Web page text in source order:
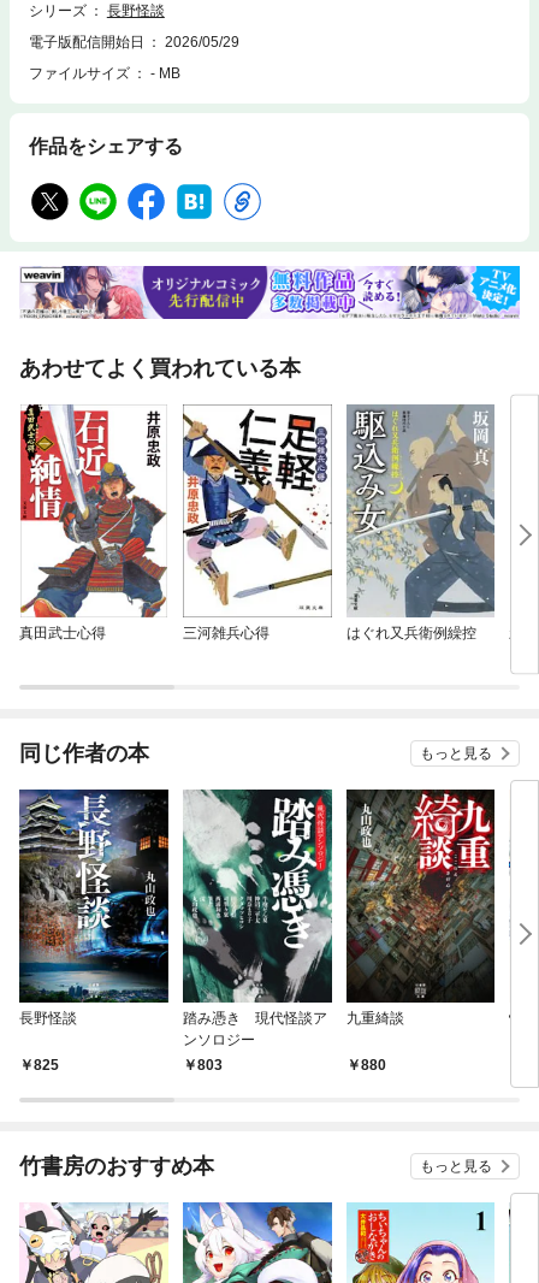
――など、長野はもとより信州全域を網羅した究極の裏ガイドブック！
シリーズ
長野怪談
電子版配信開始日
2026/05/29
ファイルサイズ
- MB
作品をシェアする
あわせてよく買われている本
真田武士心得 三河雑兵心得 はぐれ又兵衛例繰控 新
同じ作者の本 もっと見る
長野怪談
825
踏み憑き 現代怪談ア
ンソロジー
803
九重綺談
880
怪
竹書房のおすすめ本 もっと見る